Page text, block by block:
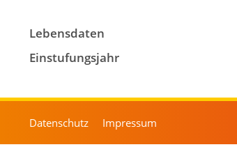
Lebensdaten
Einstufungsjahr
Datenschutz Impressum